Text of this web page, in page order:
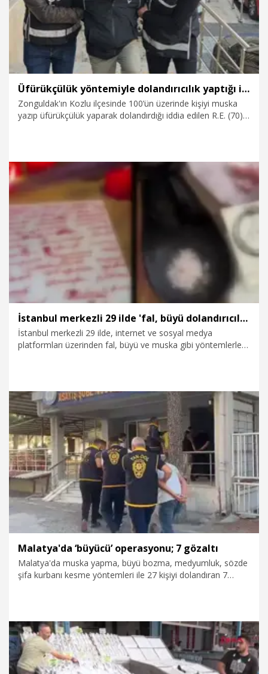
Üfürükçülük yöntemiyle dolandırıcılık yaptığı iddia edilen şüpheliye gözaltı
Zonguldak'ın Kozlu ilçesinde 100’ün üzerinde kişiyi muska
yazıp üfürükçülük yaparak dolandırdığı iddia edilen R.E. (70)
2.12.2025
İstanbul merkezli 29 ilde 'fal, büyü dolandırıcılığı' operasyonu: 42 tutuklama
İstanbul merkezli 29 ilde, internet ve sosyal medya
platformları üzerinden fal, büyü ve muska gibi yöntemlerle
adli kontrol şartıyla serbest bırakıldı.
7.11.2025 Gündem
Malatya'da ‘büyücü’ operasyonu; 7 gözaltı
Malatya'da muska yapma, büyü bozma, medyumluk, sözde
şifa kurbanı kesme yöntemleri ile 27 kişiyi dolandıran 7
25.09.2025 Gündem